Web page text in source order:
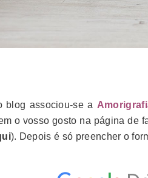
blog associou-se a
o vosso gosto na página de
). Depois é só preencher o